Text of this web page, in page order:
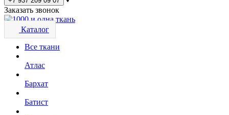
Заказать звонок
Каталог
Все ткани
Атлас
Бархат
Батист